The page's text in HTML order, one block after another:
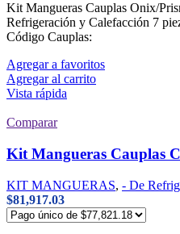
Kit Mangueras Cauplas Onix/
Refrigeración y Calefacción 7
Código Cauplas:
Agregar a favoritos
Agregar al carrito
Vista rápida
Comparar
Kit Mangueras Cauplas
KIT MANGUERAS, - De
$81,917.03